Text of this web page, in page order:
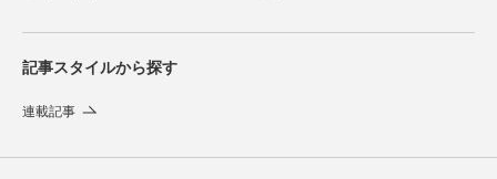
記事スタイルから探す
連載記事